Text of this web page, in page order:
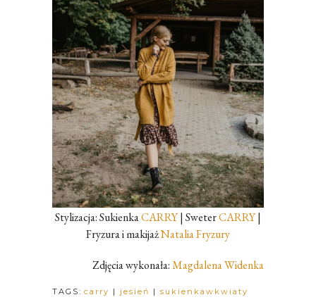
Stylizacja: SukienkaCARRY| SweterCARRY|
Fryzura i makijażNatalia Fryzury
Zdjęcia wykonała:Magdalena Widenka
TAGS: carry | jesień | sukienkawkwiaty